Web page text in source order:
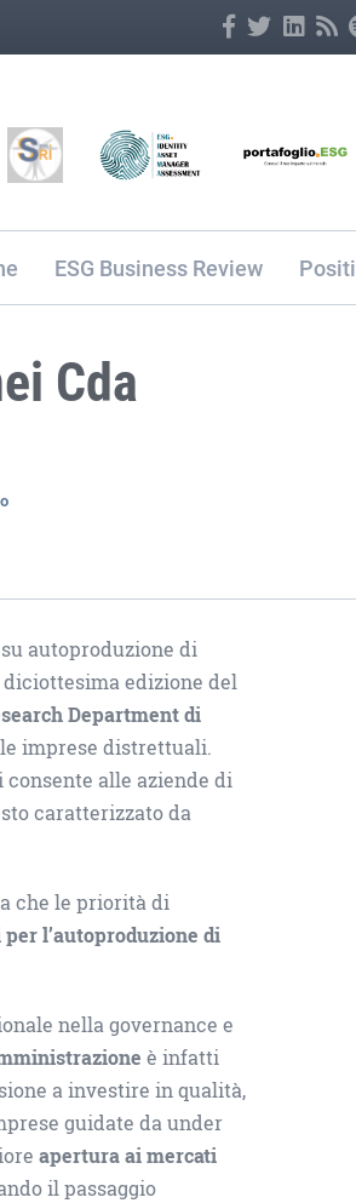
ESG Business Review
Cda
autoproduzione di
edizione del
Department di
imprese distrettuali.
alle aziende di
caratterizzato da
che le priorità di
l’autoproduzione di
nella governance e
è infatti
a investire in qualità,
guidate da under
apertura ai mercati
il passaggio